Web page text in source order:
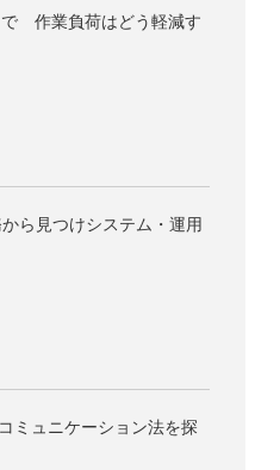
で 作業負荷はどう軽減す
ら見つけシステム・運用
ミュニケーション法を探